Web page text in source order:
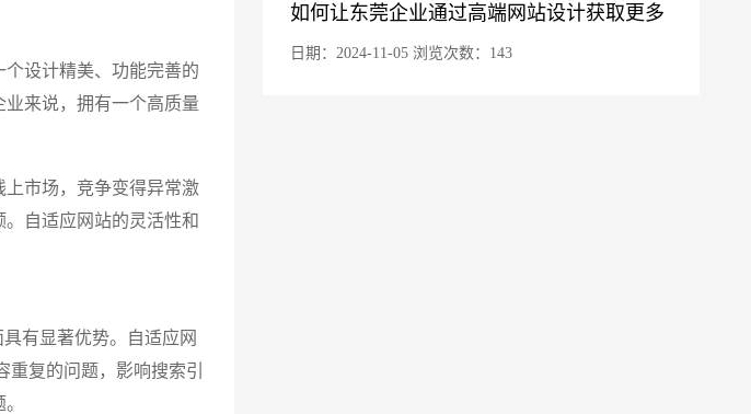
设计精美、功能完善的
来说，拥有一个高质量
市场，竞争变得异常激
自适应网站的灵活性和
有显著优势。自适应网
复的问题，影响搜索引
如何让东莞企业通过高端网站设计获取更多
商机
日期：2024-11-05 浏览次数：143